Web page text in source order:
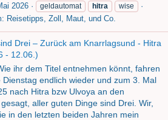
2026 geldautomat hitra wise
Reisetipps, Zoll, Maut, und Co.
Drei – Zurück am Knarrlagsund - Hitra
- 12.06.)
ihr dem Titel entnehmen könnt, fahren
Dienstag endlich wieder und zum 3. Mal
nach Hitra bzw Ulvoya an den
aller guten Dinge sind Drei. Wir,
in den letzten beiden Jahren mein